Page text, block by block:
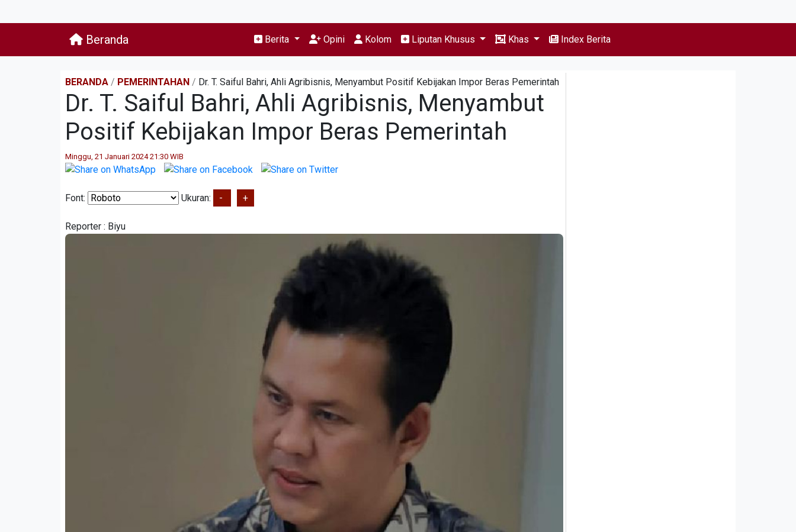
Beranda Berita Opini Kolom Liputan Khusus Khas Index Berita
BERANDA / PEMERINTAHAN / Dr. T. Saiful Bahri, Ahli Agribisnis, Menyambut Positif Kebijakan Impor Beras Pemerintah
Dr. T. Saiful Bahri, Ahli Agribisnis, Menyambut
Positif Kebijakan Impor Beras Pemerintah
Minggu, 21 Januari 2024 21:30 WIB
Font: Ukuran: - +
Reporter : Biyu